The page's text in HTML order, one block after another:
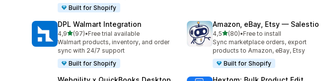
Built for Shopify
DPL Walmart Integration
4,9/ 5 tähteä
(97)
97 arvostelua yhteensä
•Free trial available
Walmart products, inventory, and order
sync with 24/7 support
Built for Shopify
Amazon, eBay, Etsy — Salestio
4,5/ 5 tähteä
(80)
80 arvostelua yhteensä
•Free to install
Sync marketplace orders, export
products to Amazon, eBay, Etsy
Built for Shopify